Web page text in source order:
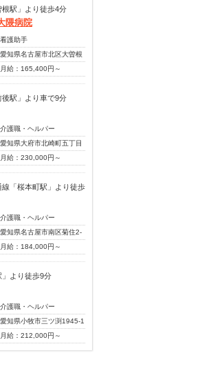
別途手当）
整手当30,000円
夜勤手当6000円/回
格手当8,000円(介護福祉
)
宅手当20,000円
与年あり(昨年度実績・年2
駅」より徒歩4分
隈病院
看護助手
愛知県名古屋市北区大曽根
9-34
月給：165,400円～
円
当内訳)
皆勤手当：5,000円
途手当)
宅手当
与あり(昨年度実績・年2
駅」より車で9分
介護職・ヘルパー
愛知県大府市北崎町五丁目
番地
月給：230,000円～
任者研修で経験あり、夜
5回で25万前後
住宅手当
勤手当6,000円
与あり（昨年度実績・
ヶ月）
「桜本町駅」より徒歩
介護職・ヘルパー
愛知県名古屋市南区菊住2-
12
月給：184,000円～
円
宅手当・休日手当2回分
（手当内訳）
給：168,000円～213,000
上記月給に含まれる手当内
より徒歩9分
介護職・ヘルパー
愛知県小牧市三ツ渕1945-1
月給：212,000円～
円